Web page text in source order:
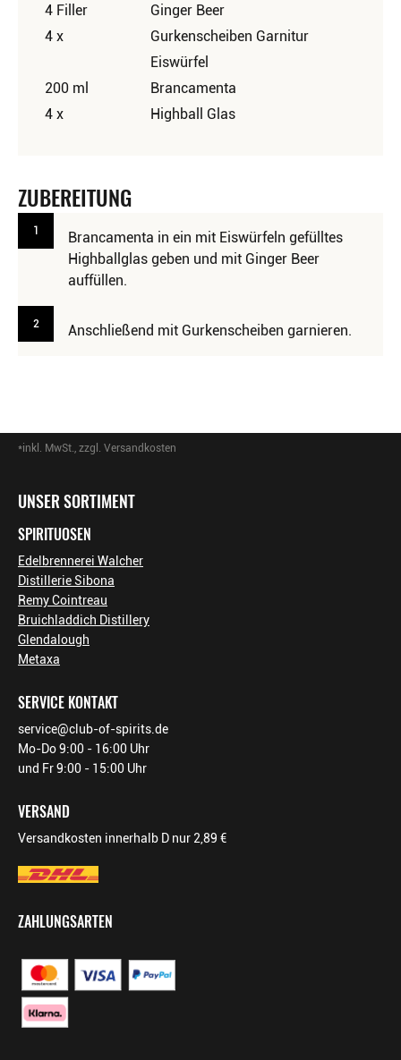
4 Filler
Ginger Beer
4 x
Gurkenscheiben Garnitur
Eiswürfel
200 ml
Brancamenta
4 x
Highball Glas
ZUBEREITUNG
1
Brancamenta in ein mit Eiswürfeln gefülltes
Highballglas geben und mit Ginger Beer
auffüllen.
2 Anschließend mit Gurkenscheiben garnieren.
*inkl. MwSt., zzgl. Versandkosten
UNSER SORTIMENT
SPIRITUOSEN
Edelbrennerei Walcher
Distillerie Sibona
Remy Cointreau
Bruichladdich Distillery
Glendalough
Metaxa
SERVICE KONTAKT
service@club-of-spirits.de
Mo-Do 9:00 - 16:00 Uhr
und Fr 9:00 - 15:00 Uhr
VERSAND
Versandkosten innerhalb D nur 2,89 €
ZAHLUNGSARTEN